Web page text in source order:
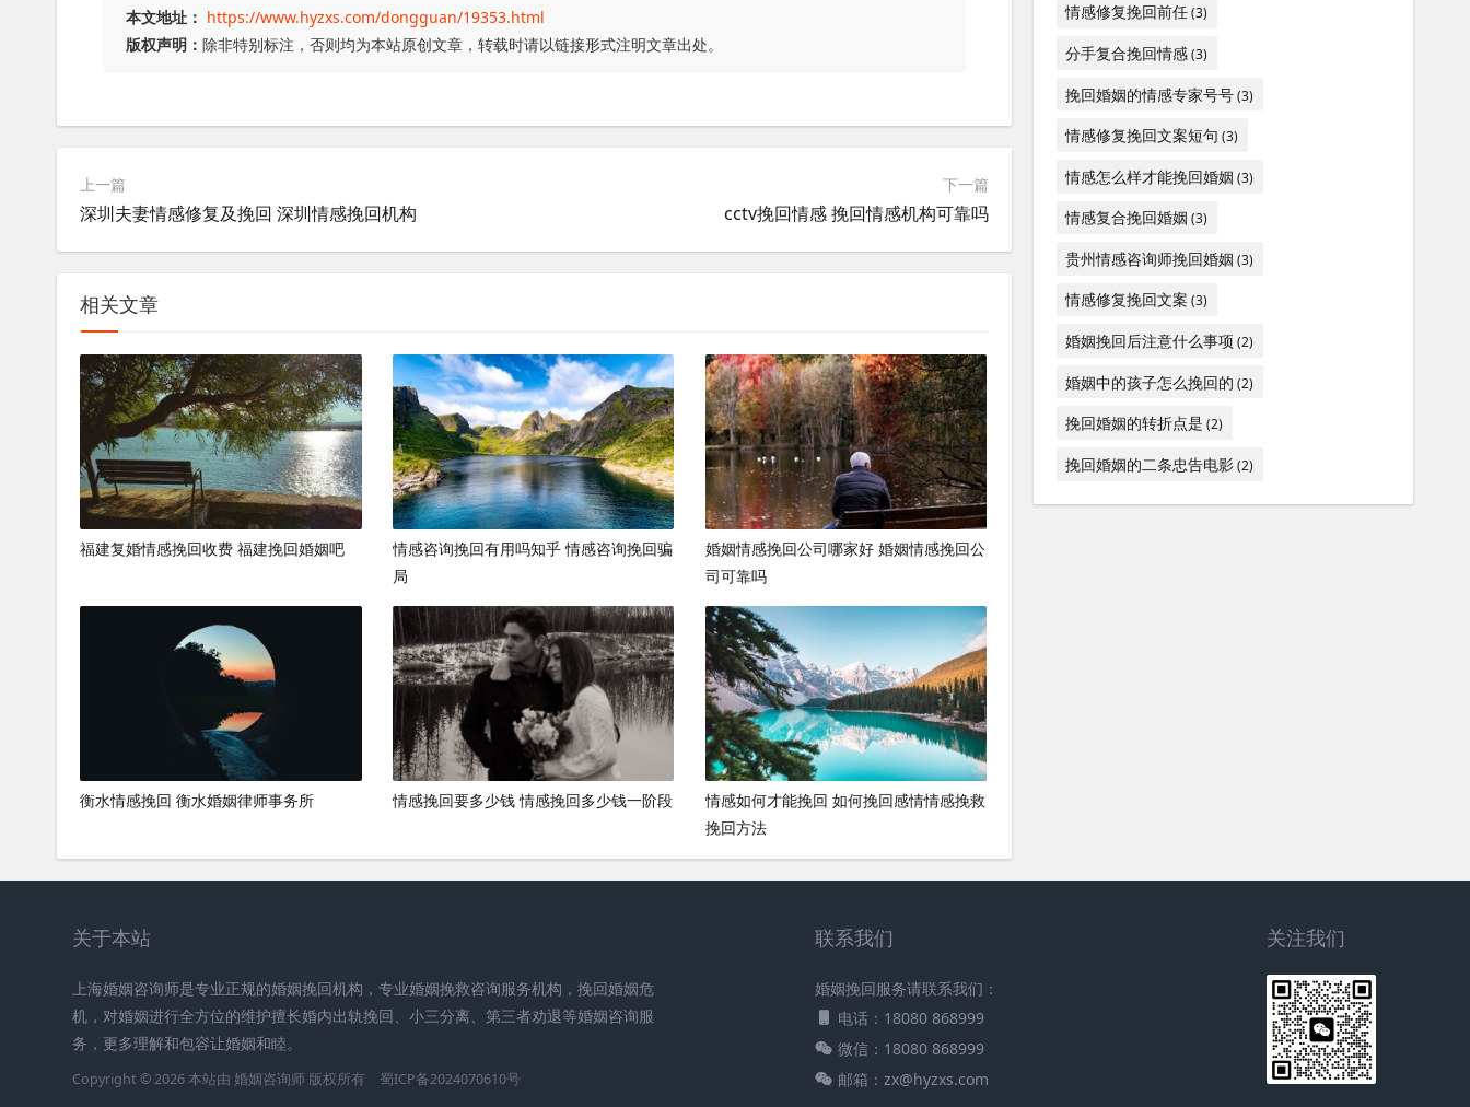
本文地址： https://www.hyzxs.com/dongguan/19353.html
版权声明： 除非特别标注，否则均为本站原创文章，转载时请以链接形式注明文章出处。
上一篇
深圳夫妻情感修复及挽回 深圳情感挽回机构
下一篇
cctv挽回情感 挽回情感机构可靠吗
相关文章
福建复婚情感挽回收费 福建挽回婚姻吧
情感咨询挽回有用吗知乎 情感咨询挽回骗
局
婚姻情感挽回公司哪家好 婚姻情感挽回公
司可靠吗
衡水情感挽回 衡水婚姻律师事务所 情感挽回要多少钱 情感挽回多少钱一阶段
情感如何才能挽回 如何挽回感情情感挽救
挽回方法
情感修复挽回前任(3)
分手复合挽回情感(3)
挽回婚姻的情感专家号号(3)
情感修复挽回文案短句 (3)
情感怎么样才能挽回婚姻 (3)
情感复合挽回婚姻 (3)
贵州情感咨询师挽回婚姻 (3)
情感修复挽回文案 (3)
婚姻挽回后注意什么事项 (2)
婚姻中的孩子怎么挽回的 (2)
挽回婚姻的转折点是 (2)
挽回婚姻的二条忠告电影(2)
关于本站
上海婚姻咨询师是专业正规的婚姻挽回机构，专业婚姻挽救咨询服务机构，挽回婚姻危
机，对婚姻进行全方位的维护擅长婚内出轨挽回、小三分离、第三者劝退等婚姻咨询服
务，更多理解和包容让婚姻和睦。
Copyright © 2026 本站由 婚姻咨询师 版权所有 蜀ICP备2024070610号
联系我们
婚姻挽回服务请联系我们：
电话：18080 868999
微信：18080 868999
邮箱：zx@hyzxs.com
关注我们